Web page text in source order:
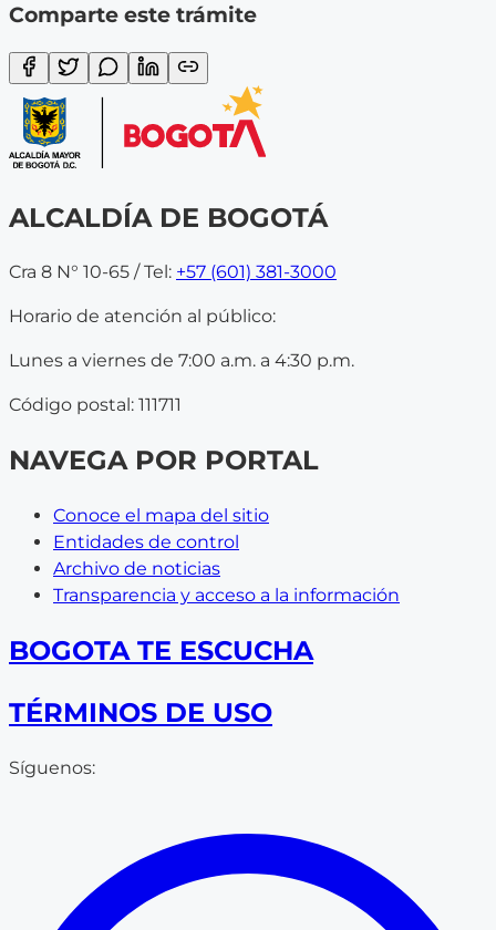
Comparte este trámite
ALCALDÍA DE BOGOTÁ
Cra 8 N° 10-65 / Tel: +57 (601) 381-3000
Horario de atención al público:
Lunes a viernes de 7:00 a.m. a 4:30 p.m.
Código postal: 111711
NAVEGA POR PORTAL
Conoce el mapa del sitio
Entidades de control
Archivo de noticias
Transparencia y acceso a la información
BOGOTA TE ESCUCHA
TÉRMINOS DE USO
Síguenos: